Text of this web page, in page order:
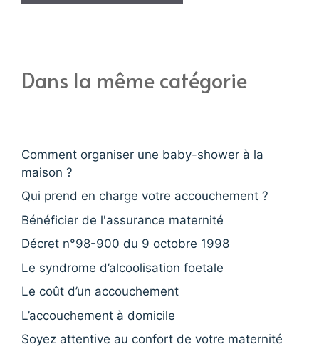
Dans la même catégorie
Comment organiser une baby-shower à la
maison ?
Qui prend en charge votre accouchement ?
Bénéficier de l'assurance maternité
Décret n°98-900 du 9 octobre 1998
Le syndrome d’alcoolisation foetale
Le coût d’un accouchement
L’accouchement à domicile
Soyez attentive au confort de votre maternité